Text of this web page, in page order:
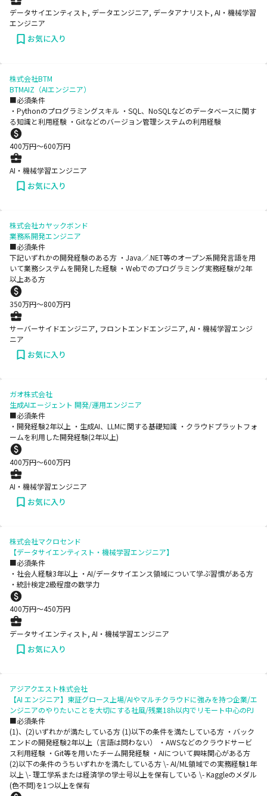
データサイエンティスト, データエンジニア, データアナリスト, AI・機械学習
エンジニア
お気に入り
株式会社BTM
BTMAIZ（AIエンジニア）
■必須条件
・Pythonのプログラミングスキル ・SQL、NoSQLなどのデータベースに関す
る知識と利用経験 ・Gitなどのバージョン管理システムの利用経験
400万円〜600万円
AI・機械学習エンジニア
お気に入り
株式会社カヤックボンド
業務系開発エンジニア
■必須条件
下記いずれかの開発経験のある方 ・Java／.NET等のオープン系開発言語を用
いて業務システムを開発した経験 ・Webでのプログラミング実務経験が2年
以上ある方
350万円〜800万円
サーバーサイドエンジニア, フロントエンドエンジニア, AI・機械学習エンジ
ニア
お気に入り
ガオ株式会社
生成AIエージェント 開発/運用エンジニア
■必須条件
・開発経験2年以上 ・生成AI、LLMに関する基礎知識 ・クラウドプラットフォ
ームを利用した開発経験(2年以上)
400万円〜600万円
AI・機械学習エンジニア
お気に入り
株式会社マクロセンド
【データサイエンティスト・機械学習エンジニア】
■必須条件
・社会人経験3年以上 ・AI/データサイエンス領域について学ぶ習慣がある方
・統計検定2級程度の数学力
400万円〜450万円
データサイエンティスト, AI・機械学習エンジニア
お気に入り
アジアクエスト株式会社
【AI エンジニア】東証グロース上場/AIやマルチクラウドに強みを持つ企業/エ
ンジニアのやりたいことを大切にする社風/残業18h以内でリモート中心のPJ
■必須条件
(1)、(2)いずれかが満たしている方 (1)以下の条件を満たしている方 ・バック
エンドの開発経験2年以上（言語は問わない） ・AWSなどのクラウドサービ
ス利用経験 ・Git等を用いたチーム開発経験 ・AIについて興味関心がある方
(2)以下の条件のうちいずれかを満たしている方 \- AI/ML領域での実務経験1年
以上 \- 理工学系または経済学の学士号以上を保有している \- Kaggleのメダル
(色不問)を1つ以上を保有